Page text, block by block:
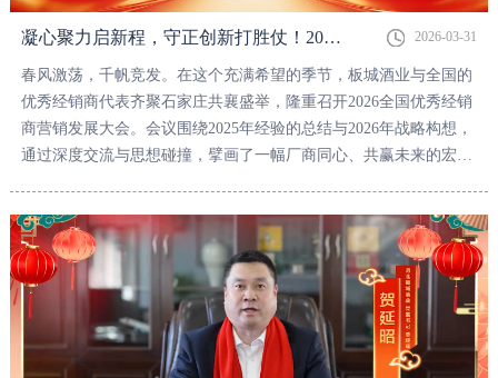
凝心聚力启新程，守正创新打胜仗！2026板城酒业全国优秀经销商营销发展大会隆重召开！ 2026-03-31
春风激荡，千帆竞发。在这个充满希望的季节，板城酒业与全国的
优秀经销商代表齐聚石家庄共襄盛举，隆重召开2026全国优秀经销
商营销发展大会。会议围绕2025年经验的总结与2026年战略构想，
通过深度交流与思想碰撞，擘画了一幅厂商同心、共赢未来的宏伟